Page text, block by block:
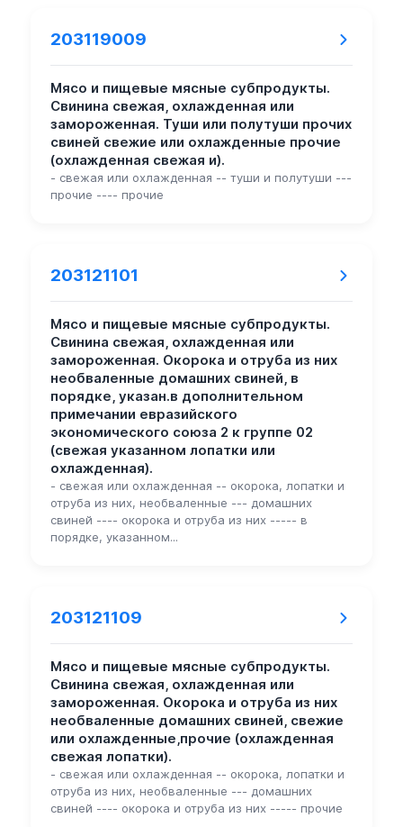
203119009
Мясо и пищевые мясные субпродукты.
Свинина свежая, охлажденная или
замороженная. Туши или полутуши прочих
свиней свежие или охлажденные прочие
(охлажденная свежая и).
- свежая или охлажденная -- туши и полутуши ---
прочие ---- прочие
203121101
Мясо и пищевые мясные субпродукты.
Свинина свежая, охлажденная или
замороженная. Окорока и отруба из них
необваленные домашних свиней, в
порядке, указан.в дополнительном
примечании евразийского
экономического союза 2 к группе 02
(свежая указанном лопатки или
охлажденная).
- свежая или охлажденная -- окорока, лопатки и
отруба из них, необваленные --- домашних
свиней ---- окорока и отруба из них ----- в
порядке, указанном...
203121109
Мясо и пищевые мясные субпродукты.
Свинина свежая, охлажденная или
замороженная. Окорока и отруба из них
необваленные домашних свиней, свежие
или охлажденные,прочие (охлажденная
свежая лопатки).
- свежая или охлажденная -- окорока, лопатки и
отруба из них, необваленные --- домашних
свиней ---- окорока и отруба из них ----- прочие